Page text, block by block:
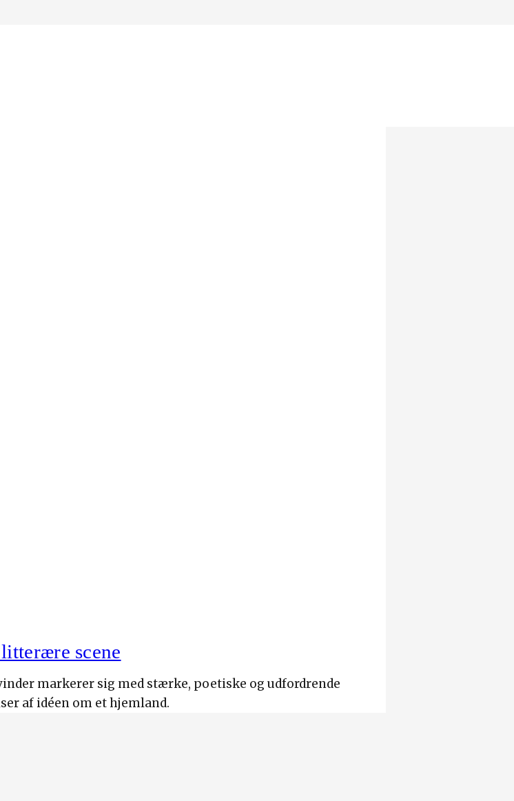
scene
markerer sig med stærke, poetiske og udfordrende
af idéen om et hjemland.